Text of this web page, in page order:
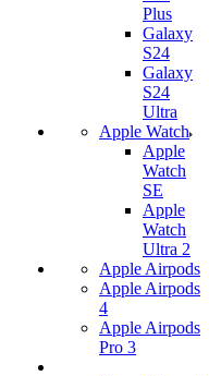
Plus
Galaxy
S24
Galaxy
S24
Ultra
Apple Watch
Apple
Watch
SE
Apple
Watch
Ultra 2
Apple Airpods
Apple Airpods
4
Apple Airpods
Pro 3